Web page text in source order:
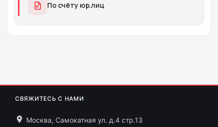
По счёту юр.лиц
СВЯЖИТЕСЬ С НАМИ
Москва, Самокатная ул. д.4 стр.13